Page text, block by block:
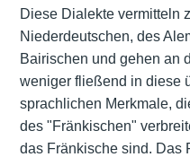
Diese Dialekte vermitteln
Niederdeutschen, des
Bairischen und gehen an
weniger fließend in diese
sprachlichen Merkmale,
des "Fränkischen"
das Fränkische sind. Das